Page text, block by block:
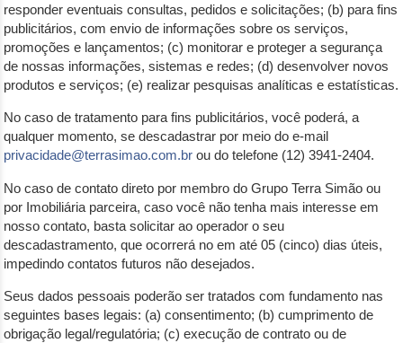
responder eventuais consultas, pedidos e solicitações; (b) para fins
publicitários, com envio de informações sobre os serviços,
promoções e lançamentos; (c) monitorar e proteger a segurança
de nossas informações, sistemas e redes; (d) desenvolver novos
produtos e serviços; (e) realizar pesquisas analíticas e estatísticas.
No caso de tratamento para fins publicitários, você poderá, a
qualquer momento, se descadastrar por meio do e-mail
privacidade@terrasimao.com.br ou do telefone (12) 3941-2404.
No caso de contato direto por membro do Grupo Terra Simão ou
por Imobiliária parceira, caso você não tenha mais interesse em
nosso contato, basta solicitar ao operador o seu
descadastramento, que ocorrerá no em até 05 (cinco) dias úteis,
impedindo contatos futuros não desejados.
Seus dados pessoais poderão ser tratados com fundamento nas
seguintes bases legais: (a) consentimento; (b) cumprimento de
obrigação legal/regulatória; (c) execução de contrato ou de